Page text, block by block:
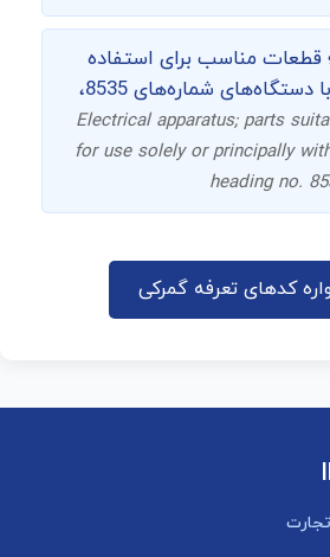
قطعات مناسب برای استفاده
منحصراً یا عمدتاً با دستگاه‌های شماره‌های 8535،
Electrical apparatus; parts
for use solely or principally
heading no.
کدهای تعرفه گمرکی